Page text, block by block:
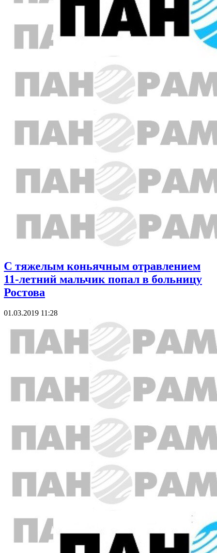
С тяжелым коньячным отравлением
11-летний мальчик попал в больницу
Ростова
01.03.2019 11:28